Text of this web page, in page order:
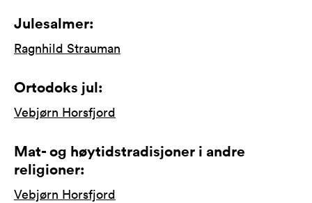
Julesalmer:
Ragnhild Strauman
Ortodoks jul:
Vebjørn Horsfjord
Mat- og høytidstradisjoner i andre
religioner:
Vebjørn Horsfjord